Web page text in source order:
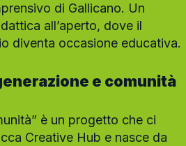
di Gallicano. Un
all’aperto, dove il
diventa occasione educativa.
e comunità
è un progetto che ci
Creative Hub e nasce da